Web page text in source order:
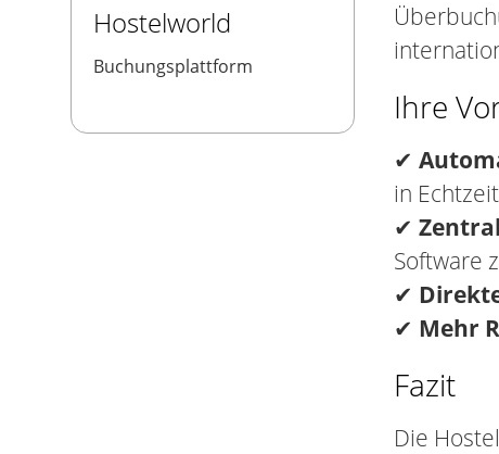
Hostelworld
Buchungsplattform
Ihre
✔
in Echtzeit
✔
Software
✔
✔ Mehr
Fazit
Die